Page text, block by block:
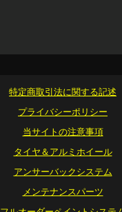
特定商取引法に関する記述
プライバシーポリシー
当サイトの注意事項
タイヤ＆アルミホイール
アンサーバックシステム
メンテナンスパーツ